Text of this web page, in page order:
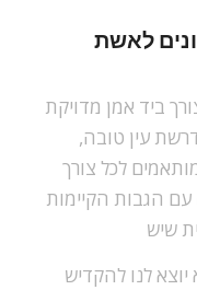
לאשת
ביד אמן מדויקת
עין טובה,
לכל צורך
עם הגבות הקיימות
שיש
לנו להקדיש